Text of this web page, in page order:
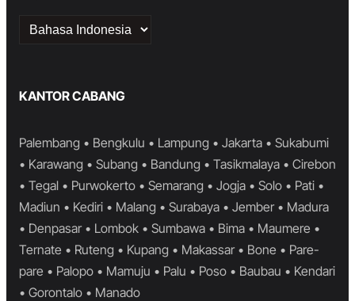
Choose
KANTOR CABANG
Palembang • Bengkulu • Lampung • Jakarta • Sukabumi
• Karawang • Subang • Bandung • Tasikmalaya • Cirebon
• Tegal • Purwokerto • Semarang • Jogja • Solo • Pati •
Madiun • Kediri • Malang • Surabaya • Jember • Madura
• Denpasar • Lombok • Sumbawa • Bima • Maumere •
Ternate • Ruteng • Kupang • Makassar • Bone • Pare-
pare • Palopo • Mamuju • Palu • Poso • Baubau • Kendari
• Gorontalo • Manado